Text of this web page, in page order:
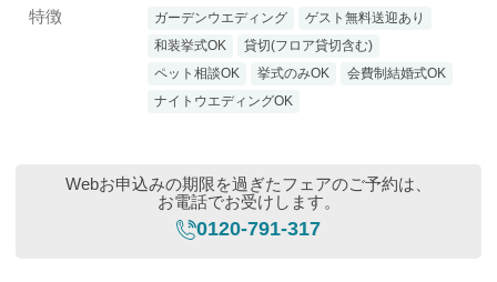
特徴 ガーデンウエディング
ゲスト無料送迎あり
和装挙式OK
貸切(フロア貸切含む)
ペット相談OK
挙式のみOK
会費制結婚式OK
ナイトウエディングOK
Webお申込みの期限を過ぎたフェアのご予約は、
お電話でお受けします。
0120-791-317